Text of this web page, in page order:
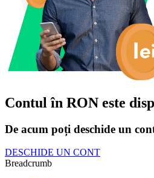
Contul în RON este
De acum poți deschide un
DESCHIDE UN CONT
Breadcrumb